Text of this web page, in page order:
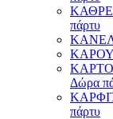
πάρτυ
Δώρα
πάρτυ